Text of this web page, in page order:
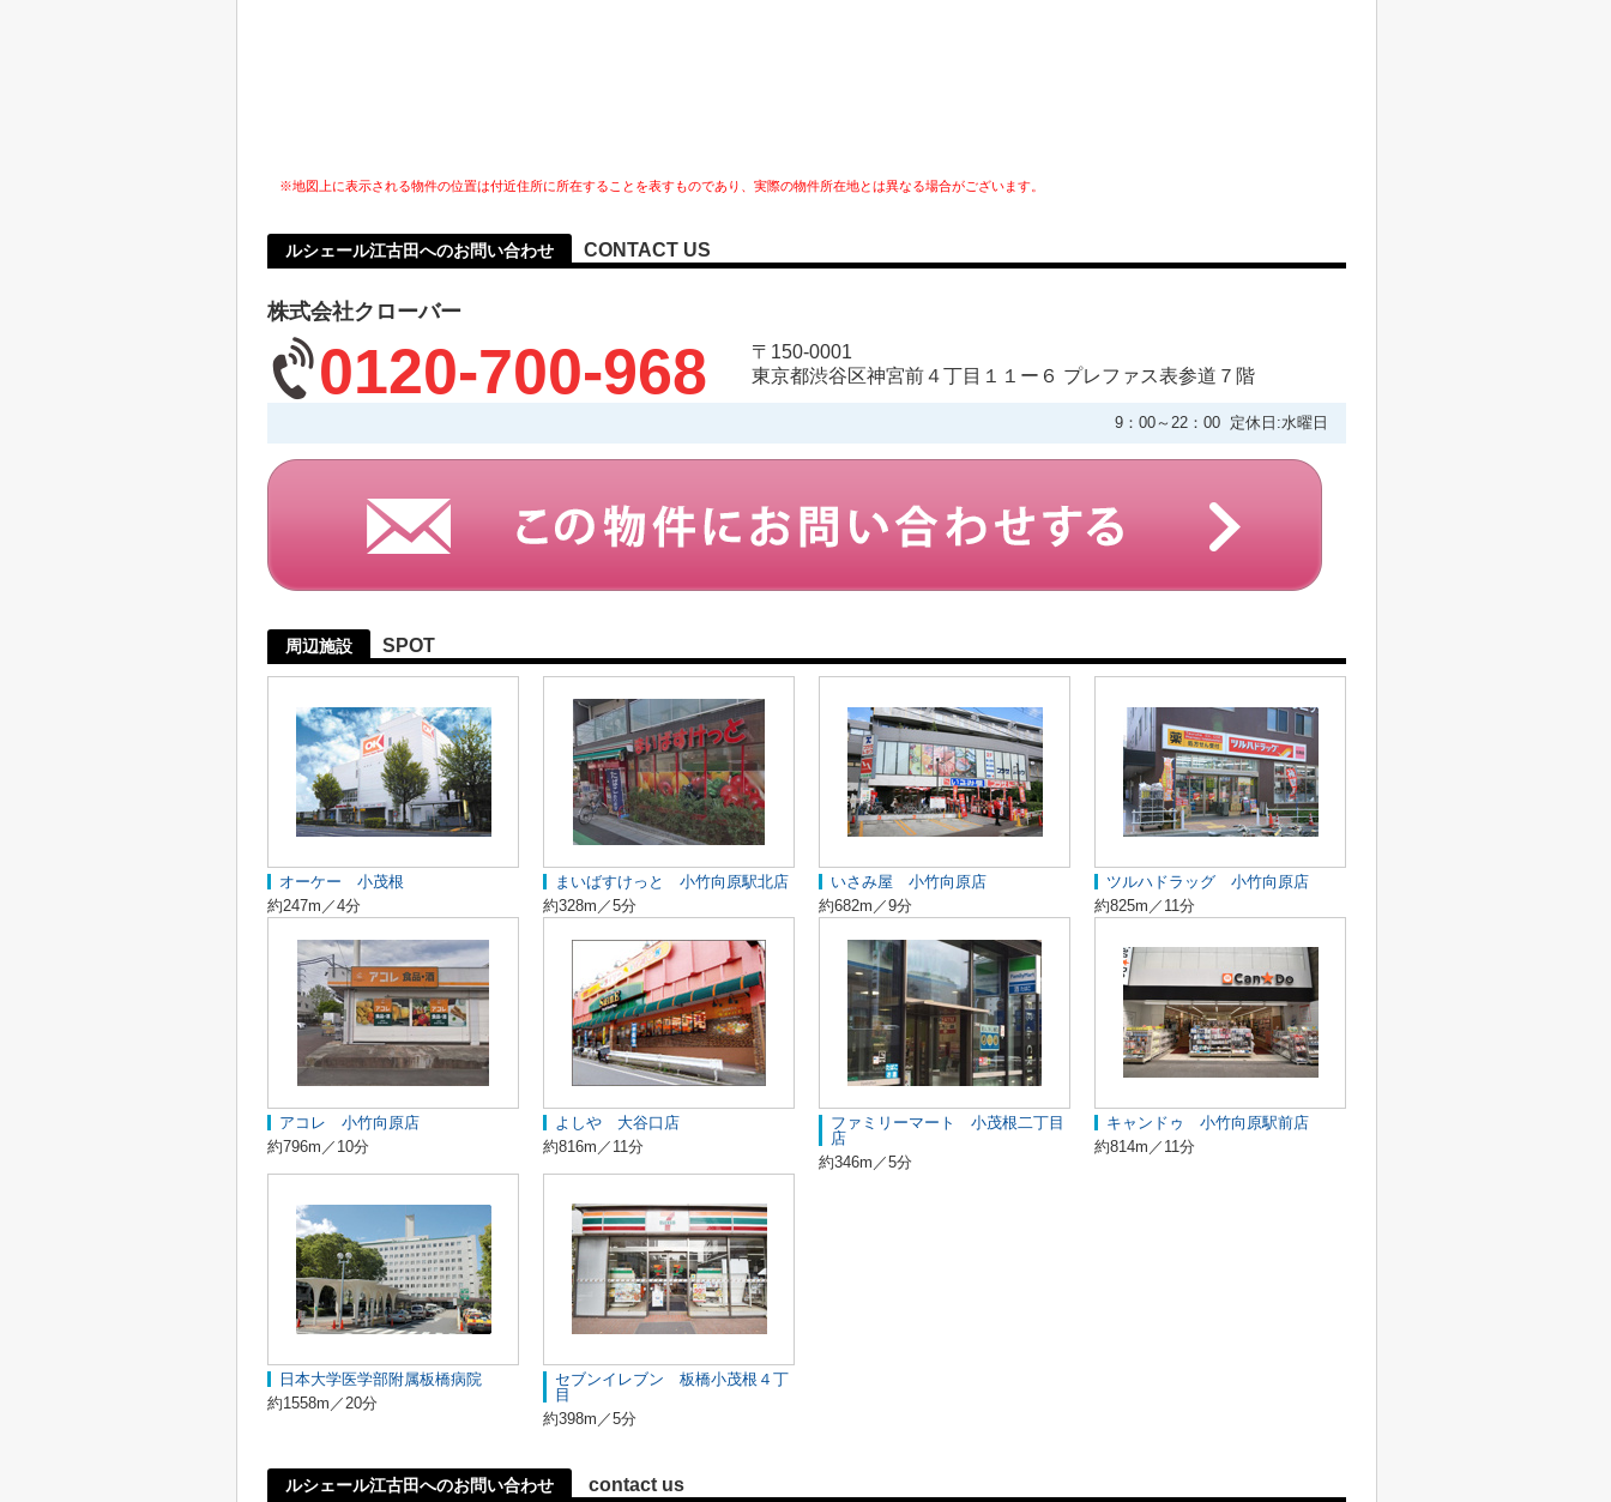
※地図上に表示される物件の位置は付近住所に所在することを表すものであり、実際の物件所在地とは異なる場合がございます。
ルシェール江古田へのお問い合わせ CONTACT US
株式会社クローバー
0120-700-968
〒150-0001
東京都渋谷区神宮前４丁目１１ー６ プレファス表参道７階
9：00～22：00 定休日:水曜日
周辺施設 SPOT
オーケー 小茂根
約247m／4分
まいばすけっと 小竹向原駅北店
約328m／5分
いさみ屋 小竹向原店
約682m／9分
ツルハドラッグ 小竹向原店
約825m／11分
アコレ 小竹向原店
約796m／10分
よしや 大谷口店
約816m／11分
ファミリーマート 小茂根二丁目
店
約346m／5分
キャンドゥ 小竹向原駅前店
約814m／11分
日本大学医学部附属板橋病院
約1558m／20分
セブンイレブン 板橋小茂根４丁
目
約398m／5分
ルシェール江古田へのお問い合わせ contact us